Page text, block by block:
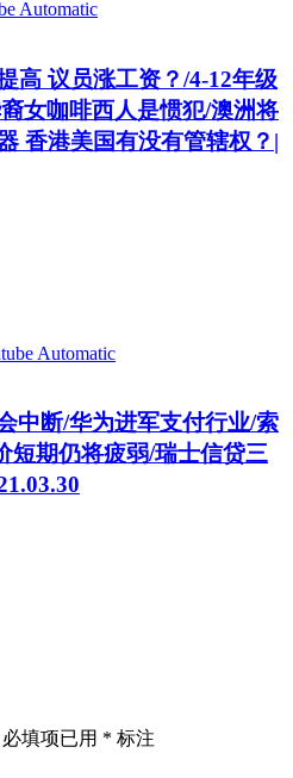
高 议员涨工资？/4-12年级
女咖啡西人是惯犯/澳洲将
香港美国有没有管辖权？|
中断/华为进军支付行业/索
短期仍将疲弱/瑞士信贷三
必填项已用 * 标注